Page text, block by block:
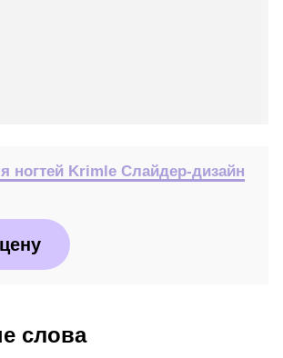
ногтей Krimle Слайдер-дизайн
слова